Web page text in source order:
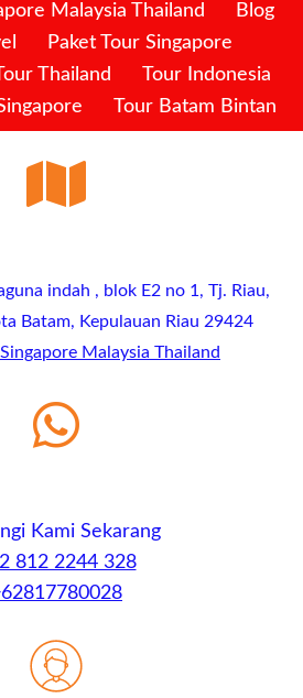
Malaysia Thailand
Blog
Paket Tour Singapore
Thailand
Tour Indonesia
Tour Batam Bintan
indah , blok E2 no 1, Tj. Riau,
Batam, Kepulauan Riau 29424
Malaysia Thailand
Kami Sekarang
812 2244 328